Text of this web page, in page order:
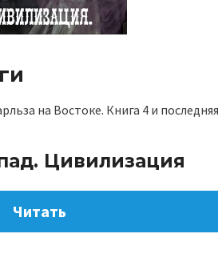
на Востоке. Книга 4 и
Цивилизация
Читать